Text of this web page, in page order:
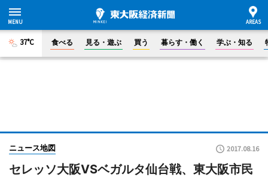
37°C 食べる 見る・遊ぶ 買う 暮らす・働く 学ぶ・知る
ニュース地図 2017.08.16
セレッソ大阪VSベガルタ仙台戦、東大阪市民